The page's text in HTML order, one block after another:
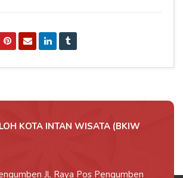
KOTA INTAN WISATA (BKIW
Jl. Raya Pos Pengumben